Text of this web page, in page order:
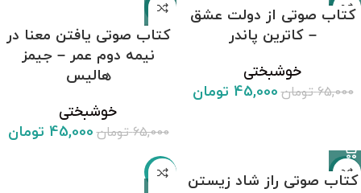
-31%
کتاب صوتی از دولت عشق
– کاترین پاندر
خوشبختی
65,000 تومان 45,000 تومان
-31%
کتاب صوتی یافتن معنا در
نیمه دوم عمر – جیمز
هالیس
خوشبختی
65,000 تومان 45,000 تومان
-31%
کتاب صوتی راز شاد زیستن
-31%